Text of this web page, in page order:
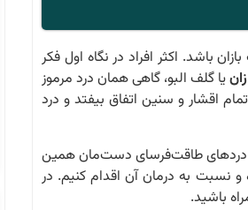
باشد. اکثر افراد در نگاه اول فکر
یا گلف البو، گاهی همان درد مرموز
اقشار و سنین اتفاق بیفتد و درد
دردهای طاقت‌فرسای دست‌مان همین
و نسبت به درمان آن اقدام کنیم. در
باشید.